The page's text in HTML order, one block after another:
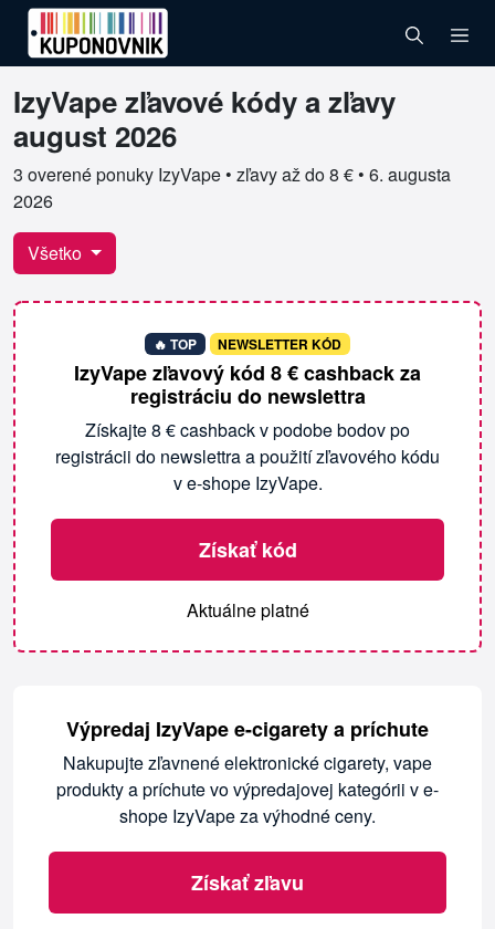
IzyVape zľavové kódy a zľavy
august 2026
3 overené ponuky IzyVape • zľavy až do 8 € • 6. augusta
2026
Overené kupóny pre IzyVape
Všetko
🔥 TOP NEWSLETTER KÓD
IzyVape zľavový kód 8 € cashback za
registráciu do newslettra
Získajte 8 € cashback v podobe bodov po
registrácii do newslettra a použití zľavového kódu
v e-shope IzyVape.
Získať kód
Aktuálne platné
Výpredaj IzyVape e-cigarety a príchute
Nakupujte zľavnené elektronické cigarety, vape
produkty a príchute vo výpredajovej kategórii v e-
shope IzyVape za výhodné ceny.
Získať zľavu